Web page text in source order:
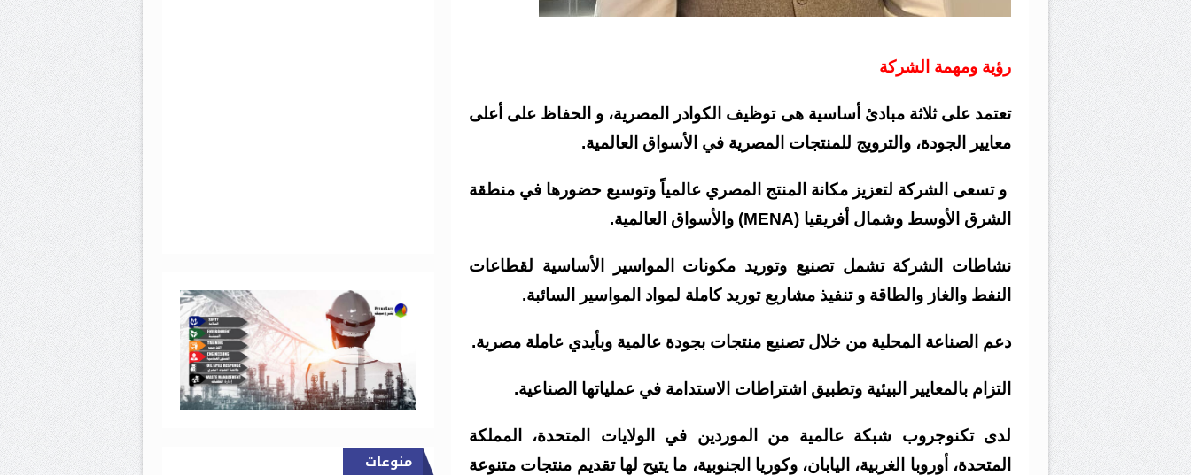
رؤية ومهمة الشركة
تعتمد على ثلاثة مبادئ أساسية هى توظيف الكوادر المصرية، و الحفاظ على أعلى
معايير الجودة، والترويج للمنتجات المصرية في الأسواق العالمية.
و تسعى الشركة لتعزيز مكانة المنتج المصري عالمياً وتوسيع حضورها في منطقة
الشرق الأوسط وشمال أفريقيا (MENA) والأسواق العالمية.
نشاطات الشركة تشملتصنيع وتوريد مكونات المواسير الأساسية لقطاعات
النفط والغاز والطاقة و تنفيذ مشاريع توريد كاملة لمواد المواسير السائبة.
دعم الصناعة المحلية من خلال تصنيع منتجات بجودة عالمية وبأيدي عاملة مصرية.
التزام بالمعايير البيئية وتطبيق اشتراطات الاستدامة في عملياتها الصناعية.
لدى تكنوجروب شبكة عالمية من الموردين في الولايات المتحدة، المملكة
المتحدة، أوروبا الغربية، اليابان، وكوريا الجنوبية، ما يتيح لها تقديم منتجات متنوعة
منوعات